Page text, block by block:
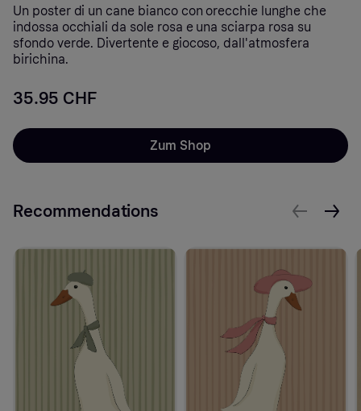
Un poster di un cane bianco con orecchie lunghe che
indossa occhiali da sole rosa e una sciarpa rosa su
sfondo verde. Divertente e giocoso, dall'atmosfera
birichina.
35.95 CHF
Zum Shop
Recommendations